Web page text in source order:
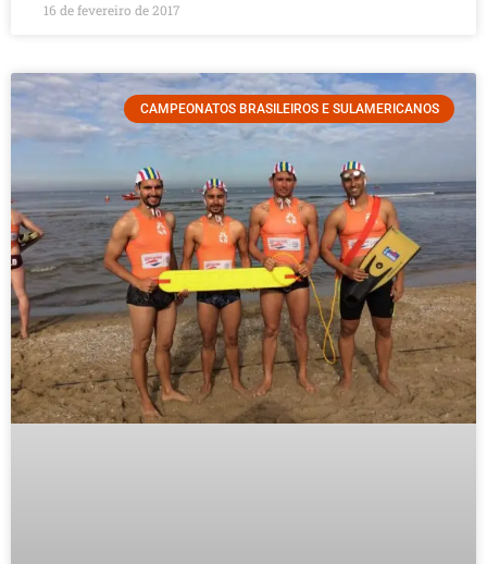
16 de fevereiro de 2017
CAMPEONATOS BRASILEIROS E SULAMERICANOS